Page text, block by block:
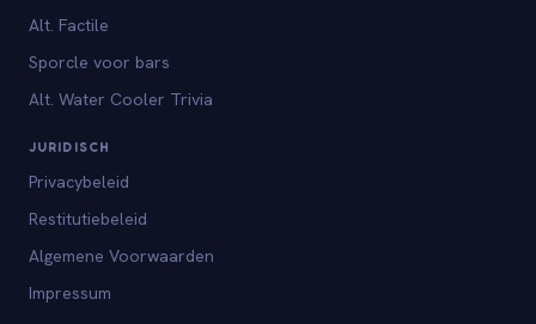
Alt. Factile
Sporcle voor bars
Alt. Water Cooler Trivia
JURIDISCH
Privacybeleid
Restitutiebeleid
Algemene Voorwaarden
Impressum